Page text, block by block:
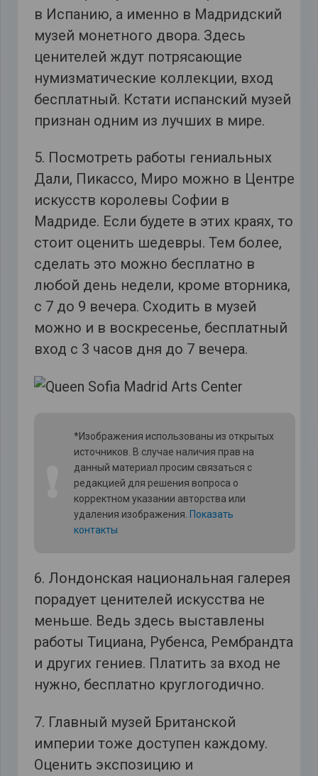
в Испанию, а именно в Мадридский
музей монетного двора. Здесь
ценителей ждут потрясающие
нумизматические коллекции, вход
бесплатный. Кстати испанский музей
признан одним из лучших в мире.
5. Посмотреть работы гениальных
Дали, Пикассо, Миро можно в Центре
искусств королевы Софии в
Мадриде. Если будете в этих краях, то
стоит оценить шедевры. Тем более,
сделать это можно бесплатно в
любой день недели, кроме вторника,
с 7 до 9 вечера. Сходить в музей
можно и в воскресенье, бесплатный
вход с 3 часов дня до 7 вечера.
*Изображения использованы из открытых
источников. В случае наличия прав на
данный материал просим связаться с
редакцией для решения вопроса о
корректном указании авторства или
удаления изображения. Показать
контакты
6. Лондонская национальная галерея
порадует ценителей искусства не
меньше. Ведь здесь выставлены
работы Тициана, Рубенса, Рембрандта
и других гениев. Платить за вход не
нужно, бесплатно круглогодично.
7. Главный музей Британской
империи тоже доступен каждому.
Оценить экспозицию и